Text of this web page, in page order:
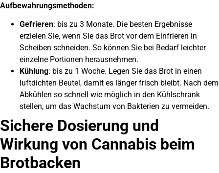
Aufbewahrungsmethoden:
Gefrieren: bis zu 3 Monate. Die besten Ergebnisse
erzielen Sie, wenn Sie das Brot vor dem Einfrieren in
Scheiben schneiden. So können Sie bei Bedarf leichter
einzelne Portionen herausnehmen.
Kühlung: bis zu 1 Woche. Legen Sie das Brot in einen
luftdichten Beutel, damit es länger frisch bleibt. Nach dem
Abkühlen so schnell wie möglich in den Kühlschrank
stellen, um das Wachstum von Bakterien zu vermeiden.
Sichere Dosierung und
Wirkung von Cannabis beim
Brotbacken